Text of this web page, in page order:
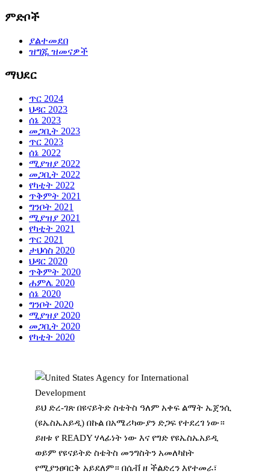
ምድቦች
ያልተመደበ
ዝግጁ ዝመናዎች
ማህደር
ጥር 2024
ህዳር 2023
ሰኔ 2023
መጋቢት 2023
ጥር 2023
ሰኔ 2022
ሚያዝያ 2022
መጋቢት 2022
የካቲት 2022
ጥቅምት 2021
ግንቦት 2021
ሚያዝያ 2021
የካቲት 2021
ጥር 2021
ታህሳስ 2020
ህዳር 2020
ጥቅምት 2020
ሐምሌ 2020
ሰኔ 2020
ግንቦት 2020
ሚያዝያ 2020
መጋቢት 2020
የካቲት 2020
ይህ ድረ-ገጽ በዩናይትድ ስቴትስ ዓለም አቀፍ ልማት ኤጀንሲ
(ዩኤስኤአይዲ) በኩል በአሜሪካውያን ድጋፍ የተደረገ ነው።
ይዘቱ የ READY ሃላፊነት ነው እና የግድ የዩኤስኤአይዲ
ወይም የዩናይትድ ስቴትስ መንግስትን አመለካከት
የሚያንፀባርቅ አይደለም። በሴቭ ዘ ችልድረን እየተመራ፣